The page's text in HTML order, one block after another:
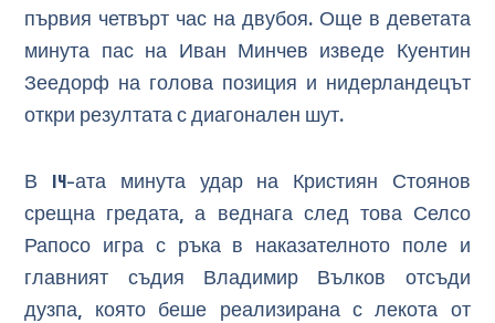
първия четвърт час на двубоя. Още в деветата
минута пас на Иван Минчев изведе Куентин
Зеедорф на голова позиция и нидерландецът
откри резултата с диагонален шут.
В 14-ата минута удар на Кристиян Стоянов
срещна гредата, а веднага след това Селсо
Рапосо игра с ръка в наказателното поле и
главният съдия Владимир Вълков отсъди
дузпа, която беше реализирана с лекота от